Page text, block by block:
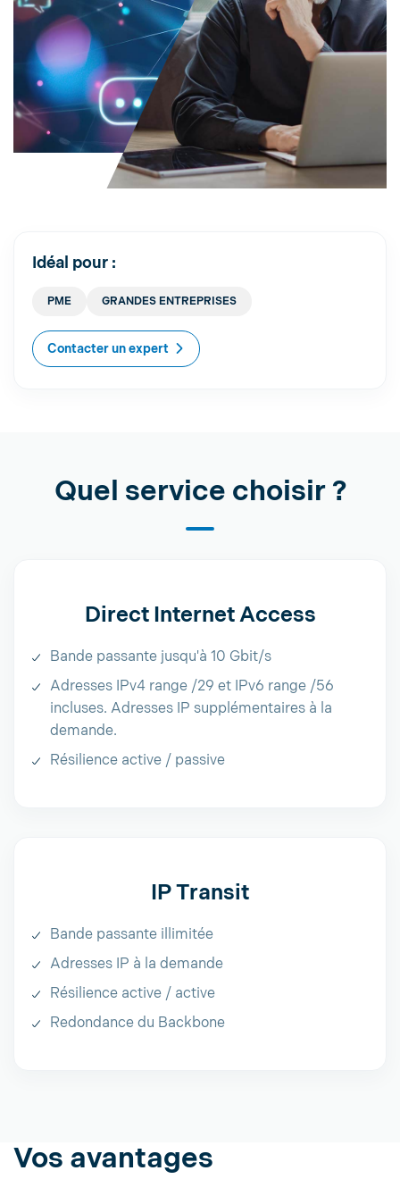
Idéal pour :
PME GRANDES ENTREPRISES
Contacter un expert
Quel service choisir ?
Direct Internet Access
Bande passante jusqu'à 10 Gbit/s
Adresses IPv4 range /29 et IPv6 range /56
incluses. Adresses IP supplémentaires à la
demande.
Résilience active / passive
IP Transit
Bande passante illimitée
Adresses IP à la demande
Résilience active / active
Redondance du Backbone
Vos avantages